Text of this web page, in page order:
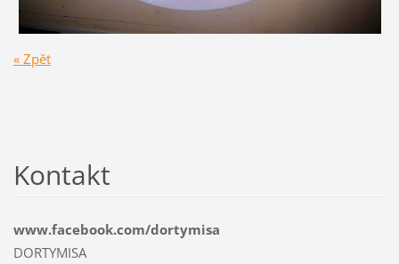
« Zpět
Kontakt
www.facebook.com/dortymisa
DORTYMISA